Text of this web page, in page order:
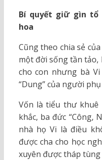
Bí quyết giữ gìn
hoa
Cũng theo chia sẻ
một đời sống tần tảo,
cho con nhưng bà
“Dung” của người
Vốn là tiểu thư khuê
khắc, ba đức “Công,
nhà họ Vi là điều
được cha cho học
xuyên được tháp